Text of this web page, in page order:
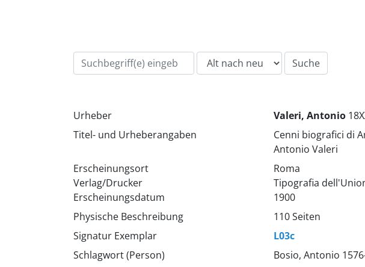
Urheber Valeri, Antonio
Titel- und Urheberangaben
Cenni biografici di
Antonio Valeri
Erscheinungsort
Verlag/Drucker
Erscheinungsdatum
Roma
Tipografia
1900
Physische Beschreibung
110 Seiten
Signatur Exemplar
L03c
Schlagwort (Person)
Bosio, Antonio